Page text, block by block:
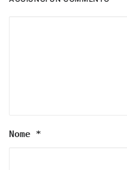
Nome *